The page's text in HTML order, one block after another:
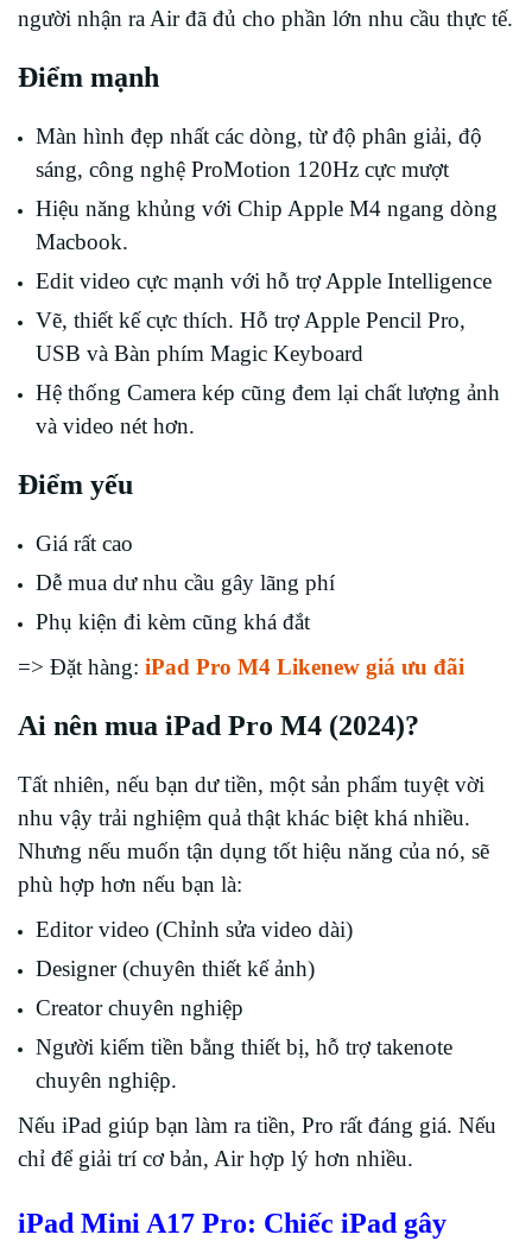
người nhận ra Air đã đủ cho phần lớn nhu cầu thực tế.
Điểm mạnh
Màn hình đẹp nhất các dòng, từ độ phân giải, độ
sáng, công nghệ ProMotion 120Hz cực mượt
Hiệu năng khủng với Chip Apple M4 ngang dòng
Macbook.
Edit video cực mạnh với hỗ trợ Apple Intelligence
Vẽ, thiết kế cực thích. Hỗ trợ Apple Pencil Pro,
USB và Bàn phím Magic Keyboard
Hệ thống Camera kép cũng đem lại chất lượng ảnh
và video nét hơn.
Điểm yếu
Giá rất cao
Dễ mua dư nhu cầu gây lãng phí
Phụ kiện đi kèm cũng khá đắt
=> Đặt hàng: iPad Pro M4 Likenew giá ưu đãi
Ai nên mua iPad Pro M4 (2024)?
Tất nhiên, nếu bạn dư tiền, một sản phẩm tuyệt vời
nhu vậy trải nghiệm quả thật khác biệt khá nhiều.
Nhưng nếu muốn tận dụng tốt hiệu năng của nó, sẽ
phù hợp hơn nếu bạn là:
Editor video (Chỉnh sửa video dài)
Designer (chuyên thiết kế ảnh)
Creator chuyên nghiệp
Người kiếm tiền bằng thiết bị, hỗ trợ takenote
chuyên nghiệp.
Nếu iPad giúp bạn làm ra tiền, Pro rất đáng giá. Nếu
chỉ để giải trí cơ bản, Air hợp lý hơn nhiều.
iPad Mini A17 Pro: Chiếc iPad gây